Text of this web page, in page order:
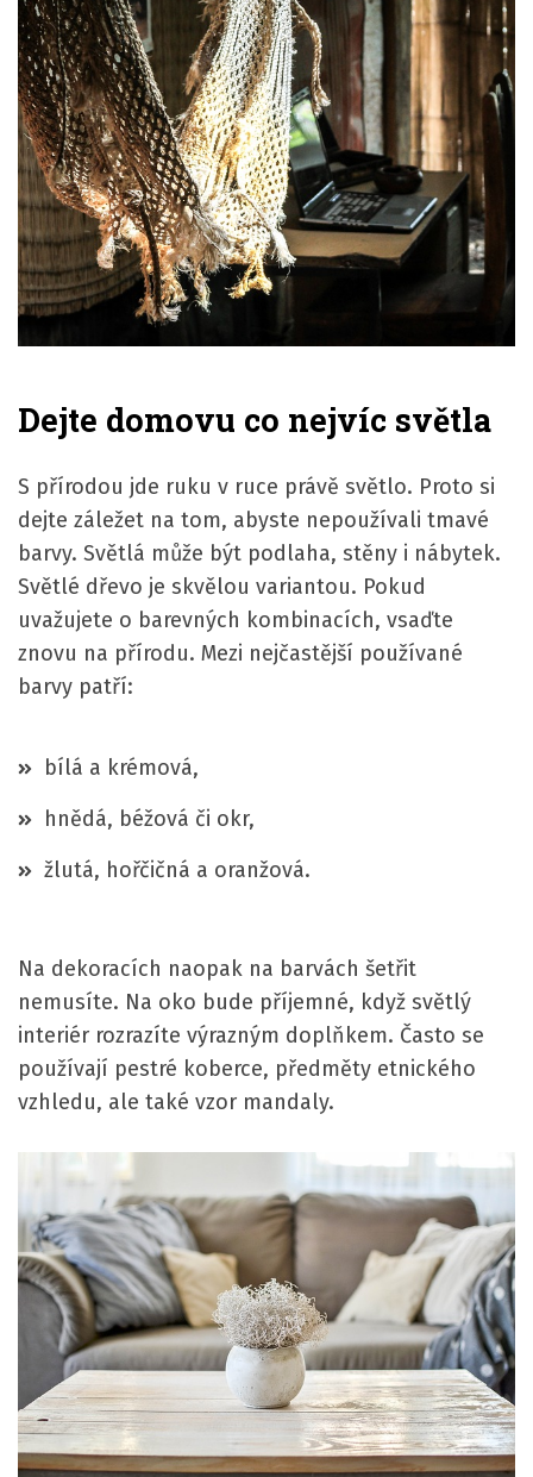
Dejte domovu co nejvíc světla
S přírodou jde ruku v ruce právě světlo. Proto si
dejte záležet na tom, abyste nepoužívali tmavé
barvy. Světlá může být podlaha, stěny i nábytek.
Světlé dřevo je skvělou variantou. Pokud
uvažujete o barevných kombinacích, vsaďte
znovu na přírodu. Mezi nejčastější používané
barvy patří:
bílá a krémová,
hnědá, béžová či okr,
žlutá, hořčičná a oranžová.
Na dekoracích naopak na barvách šetřit
nemusíte. Na oko bude příjemné, když světlý
interiér rozrazíte výrazným doplňkem. Často se
používají pestré koberce, předměty etnického
vzhledu, ale také vzor mandaly.